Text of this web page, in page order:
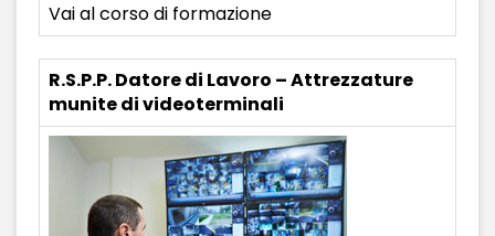
Vai al corso di formazione
R.S.P.P. Datore di Lavoro – Attrezzature
munite di videoterminali